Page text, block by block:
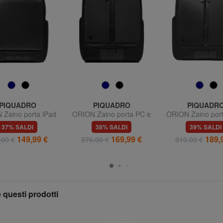
PIQUADRO
Zaino porta iPad
pro 12.9"
37% SALDI
€ 149,99 €
PIQUADRO
ORION Zaino porta PC e
iPad
38% SALDI
276,00 € 169,99 €
ORION Zaino
iPad
39% SALDI
310,00 €
questi prodotti